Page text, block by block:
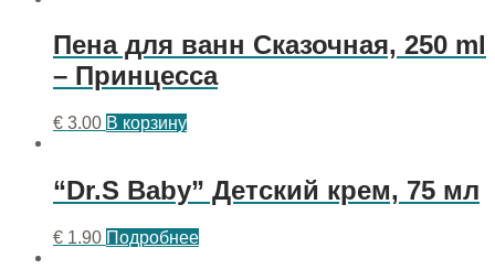
Пена для ванн Сказочная, 250 ml
– Принцесса
€ 3.00 В корзину
“Dr.S Baby” Детский крем, 75 мл
€ 1.90 Подробнее